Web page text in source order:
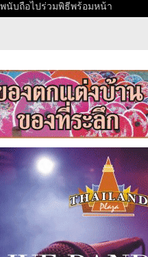
นับถือไปร่วมพิธีพร้อมหน้า